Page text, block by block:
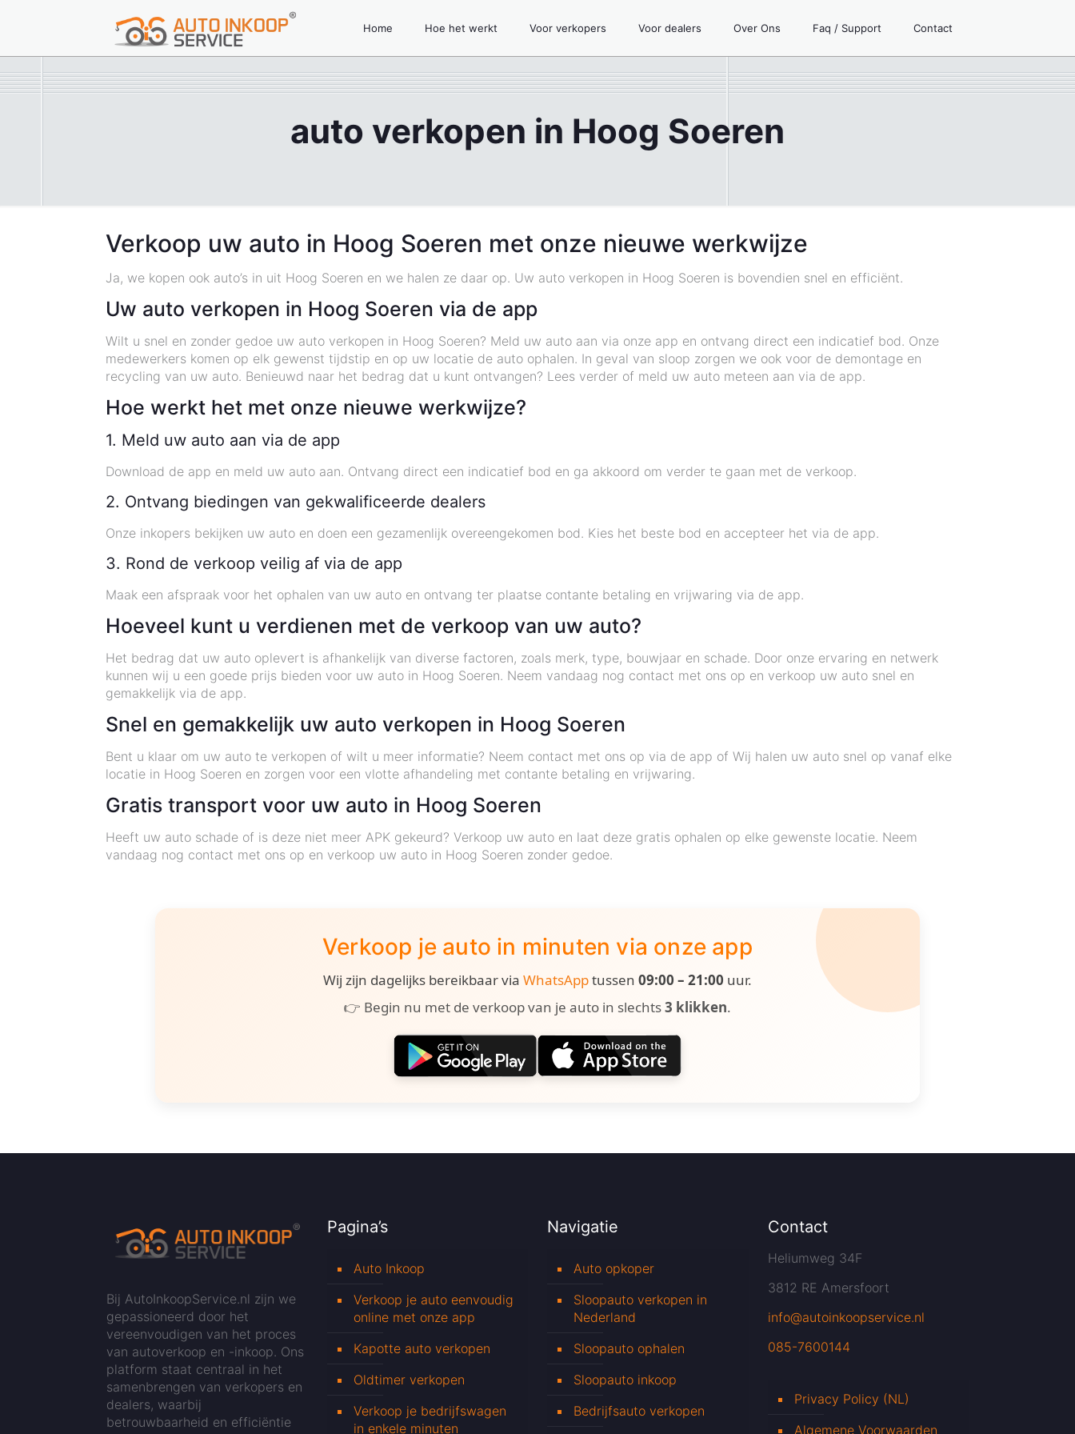
Home Hoe het werkt Voor verkopers Voor dealers Over Ons Faq / Support Contact
auto verkopen in Hoog Soeren
Verkoop uw auto in Hoog Soeren met onze nieuwe werkwijze
Ja, we kopen ook auto’s in uit Hoog Soeren en we halen ze daar op. Uw auto verkopen in Hoog Soeren is bovendien snel en efficiënt.
Uw auto verkopen in Hoog Soeren via de app
Wilt u snel en zonder gedoe uw auto verkopen in Hoog Soeren? Meld uw auto aan via onze app en ontvang direct een indicatief bod. Onze
medewerkers komen op elk gewenst tijdstip en op uw locatie de auto ophalen. In geval van sloop zorgen we ook voor de demontage en
recycling van uw auto. Benieuwd naar het bedrag dat u kunt ontvangen? Lees verder of meld uw auto meteen aan via de app.
Hoe werkt het met onze nieuwe werkwijze?
1. Meld uw auto aan via de app
Download de app en meld uw auto aan. Ontvang direct een indicatief bod en ga akkoord om verder te gaan met de verkoop.
2. Ontvang biedingen van gekwalificeerde dealers
Onze inkopers bekijken uw auto en doen een gezamenlijk overeengekomen bod. Kies het beste bod en accepteer het via de app.
3. Rond de verkoop veilig af via de app
Maak een afspraak voor het ophalen van uw auto en ontvang ter plaatse contante betaling en vrijwaring via de app.
Hoeveel kunt u verdienen met de verkoop van uw auto?
Het bedrag dat uw auto oplevert is afhankelijk van diverse factoren, zoals merk, type, bouwjaar en schade. Door onze ervaring en netwerk
kunnen wij u een goede prijs bieden voor uw auto in Hoog Soeren. Neem vandaag nog contact met ons op en verkoop uw auto snel en
gemakkelijk via de app.
Snel en gemakkelijk uw auto verkopen in Hoog Soeren
Bent u klaar om uw auto te verkopen of wilt u meer informatie? Neem contact met ons op via de app of Wij halen uw auto snel op vanaf elke
locatie in Hoog Soeren en zorgen voor een vlotte afhandeling met contante betaling en vrijwaring.
Gratis transport voor uw auto in Hoog Soeren
Heeft uw auto schade of is deze niet meer APK gekeurd? Verkoop uw auto en laat deze gratis ophalen op elke gewenste locatie. Neem
vandaag nog contact met ons op en verkoop uw auto in Hoog Soeren zonder gedoe.
Verkoop je auto in minuten via onze app
Wij zijn dagelijks bereikbaar via WhatsApptussen 09:00 – 21:00 uur.
👉 Begin nu met de verkoop van je auto in slechts3 klikken.
Bij AutoInkoopService.nl zijn we
gepassioneerd door het
vereenvoudigen van het proces
van autoverkoop en -inkoop. Ons
platform staat centraal in het
samenbrengen van verkopers en
dealers, waarbij
betrouwbaarheid en efficiëntie
Pagina’s
Auto Inkoop
Verkoop je auto eenvoudig
online met onze app
Kapotte auto verkopen
Oldtimer verkopen
Verkoop je bedrijfswagen
in enkele minuten
Navigatie
Auto opkoper
Sloopauto verkopen in
Nederland
Sloopauto ophalen
Sloopauto inkoop
Bedrijfsauto verkopen
Contact
Heliumweg 34F
3812 RE Amersfoort
info@autoinkoopservice.nl
085-7600144
Privacy Policy (NL)
Algemene Voorwaarden